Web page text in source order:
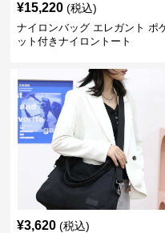
¥15,220 (税込)
ナイロンバッグ エレガント ポ
ット付きナイロントート
¥3,620 (税込)